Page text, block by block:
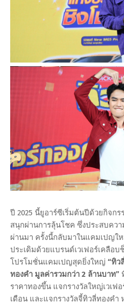
ปี 2025 นี้ยูอาร์ซีเริ่มต้นปีด้วยกิจก
สนุกผ่านการลุ้นโชค ซึ่งประสบควา
ผ่านมา ครั้งนี้กลับมาในแคมเปญ
ประเดิมด้วยแบรนด์เวเฟอร์เคลือ
โปรโมชั่นแคมเปญสุดยิ่งใหญ่ “ทิว
ทองคำ มูลค่ารวมกว่า 2 ล้านบาท”
ราคาทองขึ้น แจกรางวัลใหญ่เวเฟ
เดือน และแจกรางวัลจี้ทิวลี่ทองค